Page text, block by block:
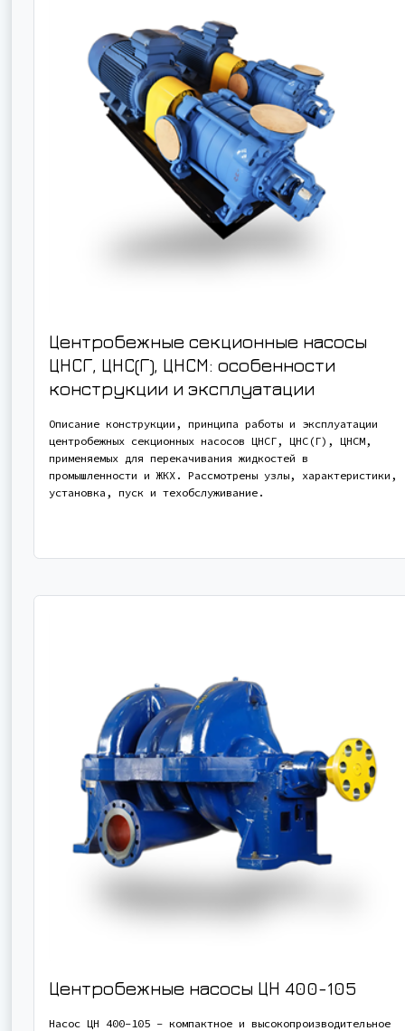
Центробежные секционные насосы
ЦНСГ, ЦНС(Г), ЦНСМ: особенности
конструкции и эксплуатации
Описание конструкции, принципа работы и эксплуатации
центробежных секционных насосов ЦНСГ, ЦНС(Г), ЦНСМ,
применяемых для перекачивания жидкостей в
промышленности и ЖКХ. Рассмотрены узлы, характеристики,
установка, пуск и техобслуживание.
Центробежные насосы ЦН 400-105
Насос ЦН 400-105 - компактное и высокопроизводительное